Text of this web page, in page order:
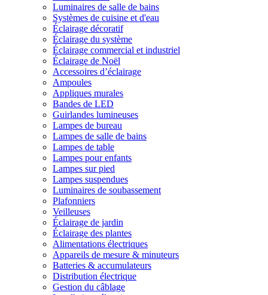
Luminaires de salle de bains
Systèmes de cuisine et d'eau
Éclairage décoratif
Éclairage du système
Éclairage commercial et industriel
Éclairage de Noël
Accessoires d’éclairage
Ampoules
Appliques murales
Bandes de LED
Guirlandes lumineuses
Lampes de bureau
Lampes de salle de bains
Lampes de table
Lampes pour enfants
Lampes sur pied
Lampes suspendues
Luminaires de soubassement
Plafonniers
Veilleuses
Éclairage de jardin
Éclairage des plantes
Alimentations électriques
Appareils de mesure & minuteurs
Batteries & accumulateurs
Distribution électrique
Gestion du câblage